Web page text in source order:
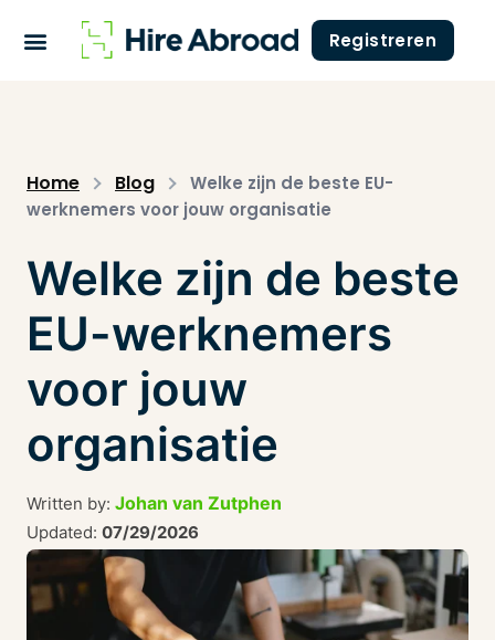
Registreren
Home Blog
Welke zijn de beste EU-
werknemers voor jouw organisatie
Welke zijn de beste
EU-werknemers
voor jouw
organisatie
Written by: Johan van Zutphen
Updated: 07/29/2026